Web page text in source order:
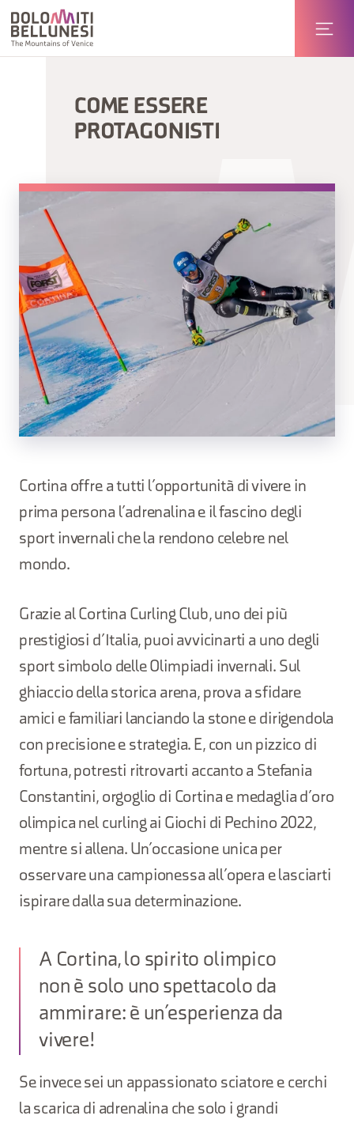
COME ESSERE
PROTAGONISTI
Cortina offre a tutti l’opportunità di vivere in
prima persona l’adrenalina e il fascino degli
sport invernali che la rendono celebre nel
mondo.
Grazie al Cortina Curling Club, uno dei più
prestigiosi d’Italia, puoi avvicinarti a uno degli
sport simbolo delle Olimpiadi invernali. Sul
ghiaccio della storica arena, prova a sfidare
amici e familiari lanciando la stone e dirigendola
con precisione e strategia. E, con un pizzico di
fortuna, potresti ritrovarti accanto a Stefania
Constantini, orgoglio di Cortina e medaglia d’oro
olimpica nel curling ai Giochi di Pechino 2022,
mentre si allena. Un’occasione unica per
osservare una campionessa all’opera e lasciarti
ispirare dalla sua determinazione.
A Cortina, lo spirito olimpico
non è solo uno spettacolo da
ammirare: è un’esperienza da
vivere!
Se invece sei un appassionato sciatore e cerchi
la scarica di adrenalina che solo i grandi